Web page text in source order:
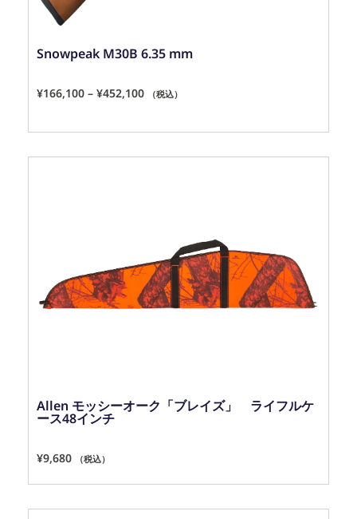
Snowpeak M30B 6.35 mm
¥166,100 – ¥452,100 （税込）
Allen モッシーオーク「ブレイズ」 ライフルケ
ース48インチ
¥9,680 （税込）